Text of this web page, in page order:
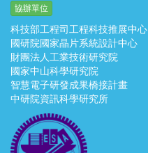
協辦單位
科技部工程司工程科技推展中心
國研院國家晶片系統設計中心
財團法人工業技術研究院
國家中山科學研究院
智慧電子研發成果橋接計畫
中研院資訊科學研究所